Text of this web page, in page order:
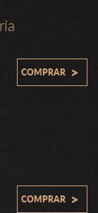
COMPRAR >
COMPRAR >